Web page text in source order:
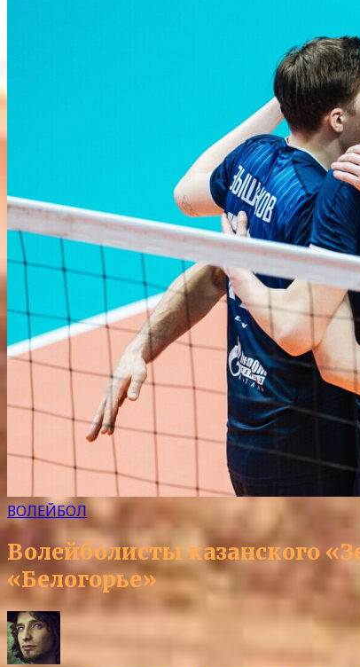
ВОЛЕЙБОЛ
Волейболисты казанского
«Белогорье»